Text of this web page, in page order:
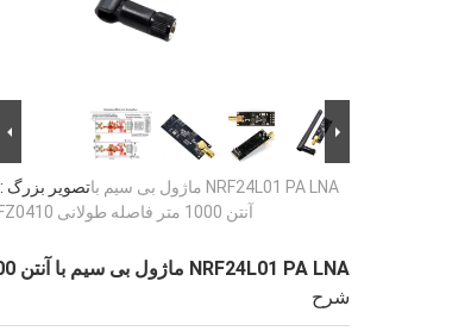
تصویر بزرگ :NRF24L01 PA LNA ماژول بی سیم با
آنتن 1000 متر فاصله طولانی FZ0410
NRF24L01 PA LNA ماژول بی سیم با آنتن 1000 متر فاصله طولانی FZ0410
شرح